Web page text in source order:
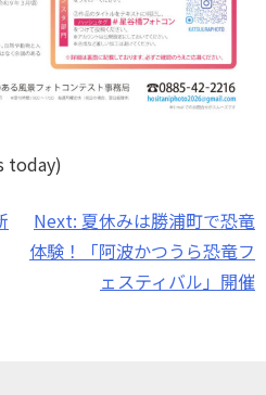
today)
Next: 夏休みは勝浦町で恐竜
体験！「阿波かつうら恐竜フ
ェスティバル」開催